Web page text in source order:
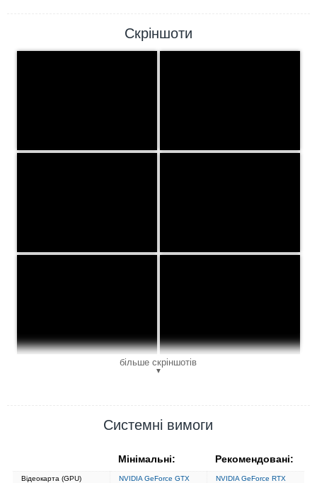
Скріншоти
більше скріншотів
▼
Системні вимоги
Мінімальні: Рекомендовані:
Відеокарта (GPU)
NVIDIA GeForce GTX
NVIDIA GeForce RTX